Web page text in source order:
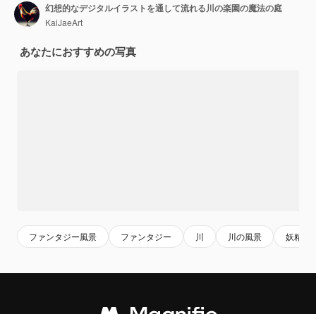
幻想的なデジタルイラストを通して流れる川の楽園の魔法の庭
KaiJaeArt
あなたにおすすめの写真
ファンタジー風景 ファンタジー 川 川の風景 妖精